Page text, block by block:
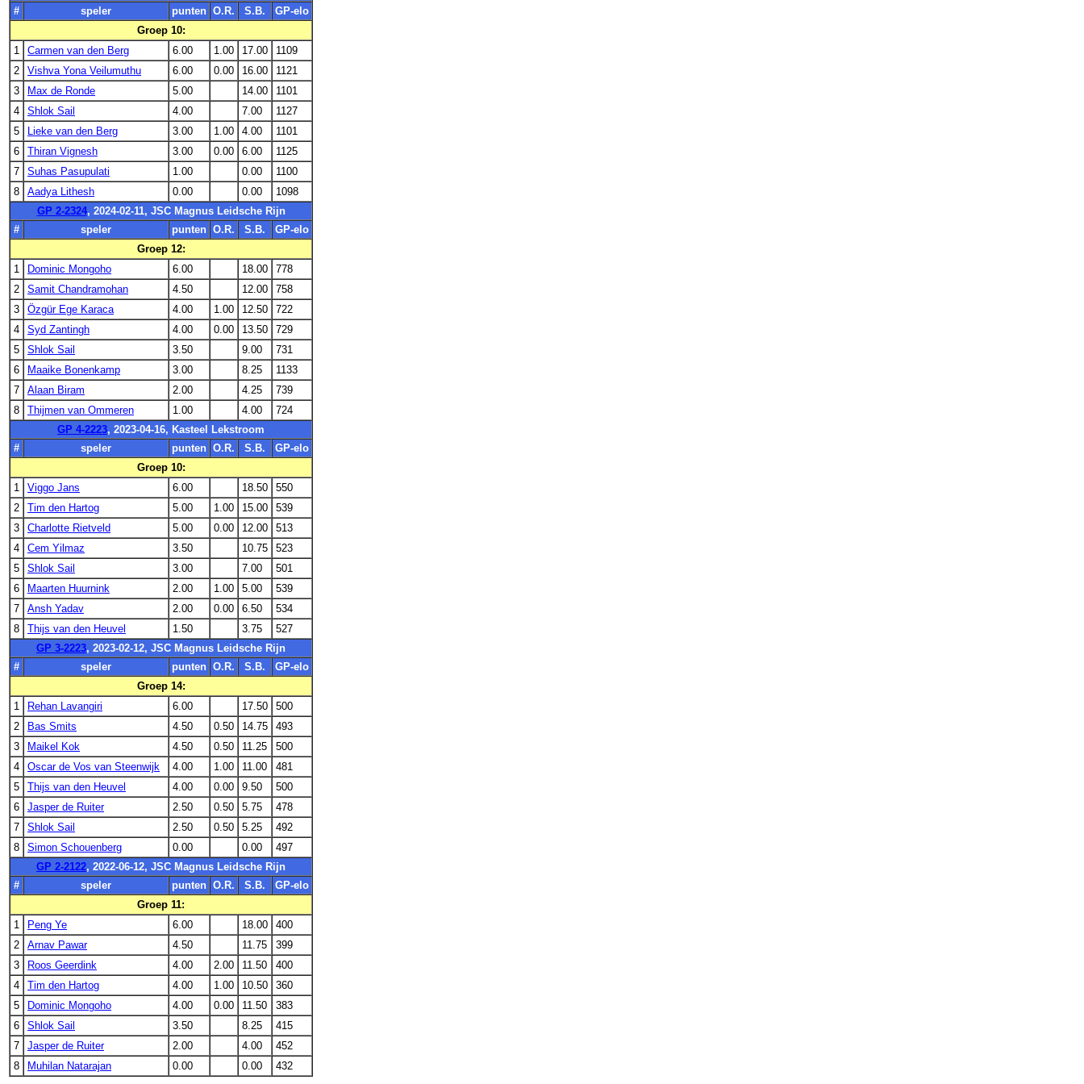
#
speler punten O.R. S.B.
GP-elo
Groep 10:
1
Carmen van den Berg 6.00 1.00 17.00
1109
2
Vishva Yona Veilumuthu 6.00 0.00 16.00
1121
3
Max de Ronde 5.00 14.00
1101
4
Shlok Sail 4.00 7.00
1127
5
Lieke van den Berg 3.00 1.00 4.00
1101
6
Thiran Vignesh 3.00 0.00 6.00
1125
7
Suhas Pasupulati 1.00 0.00
1100
8
Aadya Lithesh 0.00 0.00
1098
GP 2-2324, 2024-02-11, JSC Magnus Leidsche Rijn
#
speler punten O.R. S.B.
GP-elo
Groep 12:
1
Dominic Mongoho 6.00 18.00
778
2
Samit Chandramohan 4.50 12.00
758
3
Özgür Ege Karaca 4.00 1.00 12.50
722
4
Syd Zantingh 4.00 0.00 13.50
729
5
Shlok Sail 3.50 9.00
731
6
Maaike Bonenkamp 3.00 8.25
1133
7
Alaan Biram 2.00 4.25
739
8
Thijmen van Ommeren 1.00 4.00
724
GP 4-2223, 2023-04-16, Kasteel Lekstroom
#
speler punten O.R. S.B.
GP-elo
Groep 10:
1
Viggo Jans 6.00 18.50
550
2
Tim den Hartog 5.00 1.00 15.00
539
3
Charlotte Rietveld 5.00 0.00 12.00
513
4
Cem Yilmaz 3.50 10.75
523
5
Shlok Sail 3.00 7.00
501
6
Maarten Huurnink 2.00 1.00 5.00
539
7
Ansh Yadav 2.00 0.00 6.50
534
8
Thijs van den Heuvel 1.50 3.75
527
GP 3-2223, 2023-02-12, JSC Magnus Leidsche Rijn
#
speler punten O.R. S.B.
GP-elo
Groep 14:
1
Rehan Lavangiri 6.00 17.50
500
2
Bas Smits 4.50 0.50 14.75
493
3
Maikel Kok 4.50 0.50 11.25
500
4
Oscar de Vos van Steenwijk 4.00 1.00 11.00
481
5
Thijs van den Heuvel 4.00 0.00 9.50
500
6
Jasper de Ruiter 2.50 0.50 5.75
478
7
Shlok Sail 2.50 0.50 5.25
492
8
Simon Schouenberg 0.00 0.00
497
GP 2-2122, 2022-06-12, JSC Magnus Leidsche Rijn
#
speler punten O.R. S.B.
GP-elo
Groep 11:
1
Peng Ye 6.00 18.00
400
2
Arnav Pawar 4.50 11.75
399
3
Roos Geerdink 4.00 2.00 11.50
400
4
Tim den Hartog 4.00 1.00 10.50
360
5
Dominic Mongoho 4.00 0.00 11.50
383
6
Shlok Sail 3.50 8.25
415
7
Jasper de Ruiter 2.00 4.00
452
8
Muhilan Natarajan 0.00 0.00 432